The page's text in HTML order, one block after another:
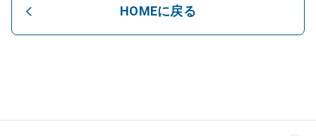
HOMEに戻る